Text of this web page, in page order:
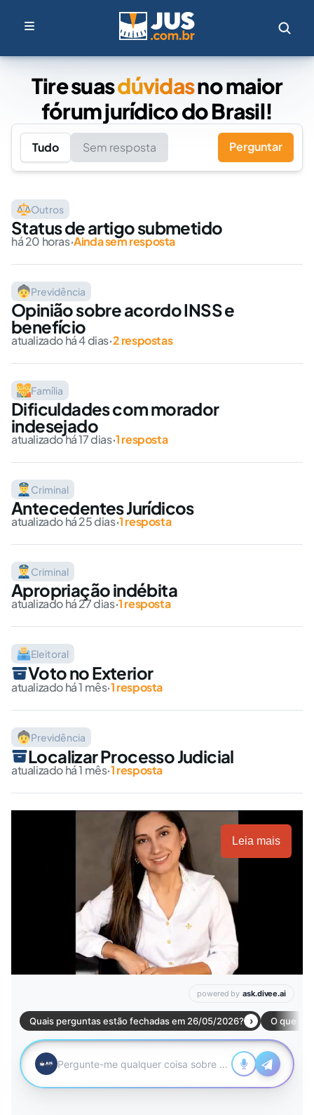
Tire suasdúvidasno maior
fórum jurídico do Brasil!
Tudo Sem resposta Perguntar
Outros
Status de artigo submetido
há 20 horas· Ainda sem resposta
Previdência
Opinião sobre acordo INSS e
benefício
atualizado há 4 dias· 2 respostas
Família
Dificuldades com morador
indesejado
atualizado há 17 dias· 1 resposta
Criminal
Antecedentes Jurídicos
atualizado há 25 dias· 1 resposta
Criminal
Apropriação indébita
atualizado há 27 dias· 1 resposta
Eleitoral
Voto no Exterior
atualizado há 1 mês· 1 resposta
Previdência
Localizar Processo Judicial
atualizado há 1 mês· 1 resposta
Leia mais